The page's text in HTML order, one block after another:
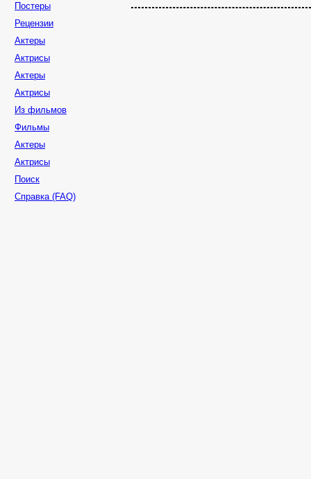
Постеры
Рецензии
Актеры
Актрисы
Актеры
Актрисы
Из фильмов
Фильмы
Актеры
Актрисы
Поиск
Справка (FAQ)